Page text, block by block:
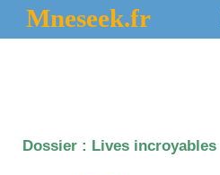
Mneseek.fr
Dossier : Lives incroyables